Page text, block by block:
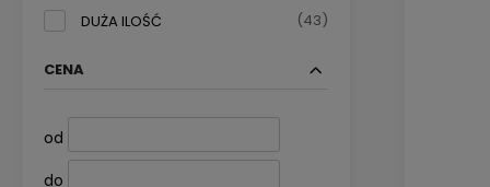
DUŻA ILOŚĆ
(43)
CENA
od
do